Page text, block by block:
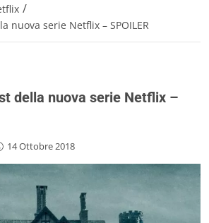
/
nuova serie Netflix – SPOILER
della nuova serie Netflix –
14 Ottobre 2018